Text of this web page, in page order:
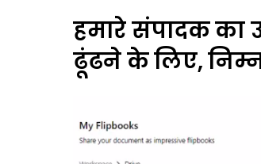
हमारे संपादक का
ढूंढने के लिए,